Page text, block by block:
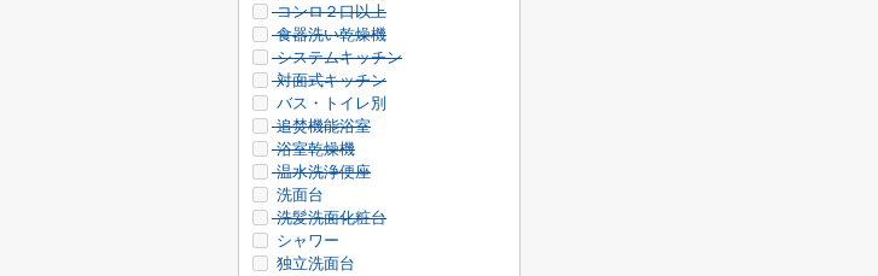
コンロ２口以上
食器洗い乾燥機
システムキッチン
対面式キッチン
バス・トイレ別
追焚機能浴室
浴室乾燥機
温水洗浄便座
洗面台
洗髪洗面化粧台
シャワー
独立洗面台